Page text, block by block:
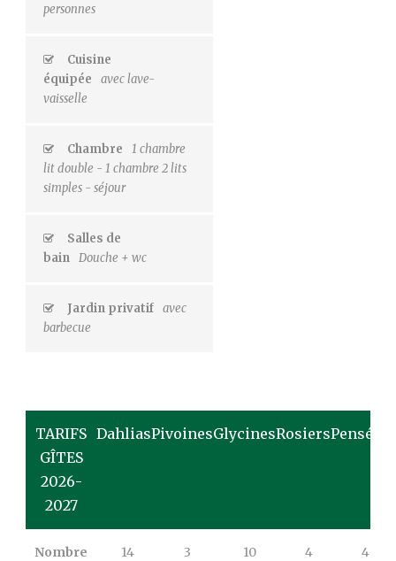
personnes
Cuisine
équipée
avec lave-
vaisselle
Chambre
1 chambre
lit double - 1 chambre 2 lits
simples - séjour
Salles de
bain Douche + wc
Jardin privatif avec
barbecue
TARIFS
GÎTES
2026-
2027
DahliasPivoinesGlycinesRosiersPensées
Nombre
14 3 10 4 4